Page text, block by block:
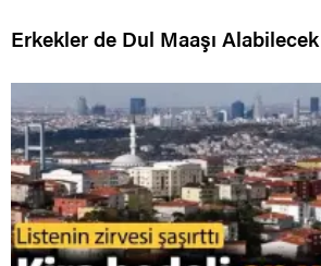
Erkekler de Dul Maaşı